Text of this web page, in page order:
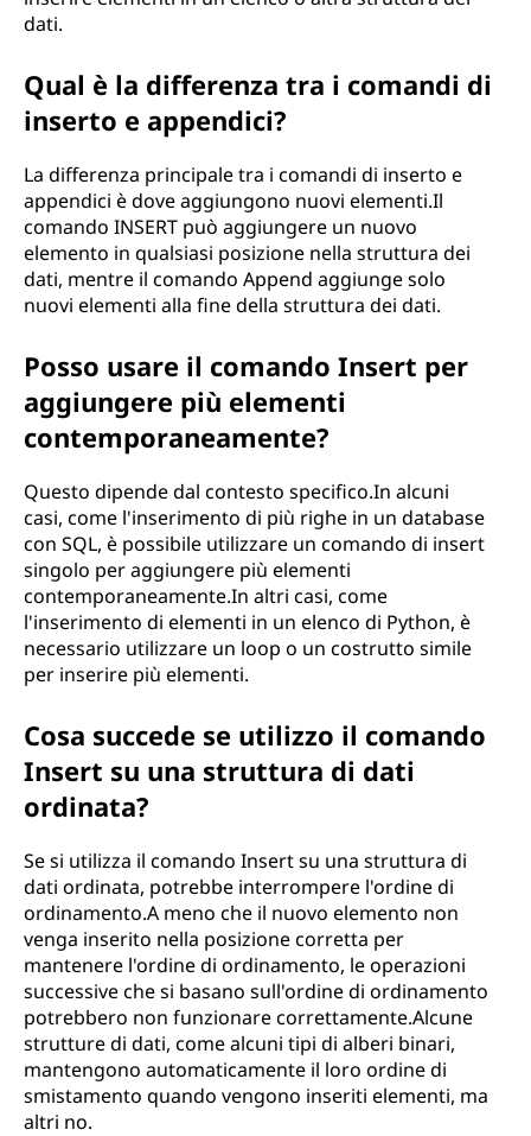
dati.
Qual è la differenza tra i comandi di
inserto e appendici?
La differenza principale tra i comandi di inserto e
appendici è dove aggiungono nuovi elementi.Il
comando INSERT può aggiungere un nuovo
elemento in qualsiasi posizione nella struttura dei
dati, mentre il comando Append aggiunge solo
nuovi elementi alla fine della struttura dei dati.
Posso usare il comando Insert per
aggiungere più elementi
contemporaneamente?
Questo dipende dal contesto specifico.In alcuni
casi, come l'inserimento di più righe in un database
con SQL, è possibile utilizzare un comando di insert
singolo per aggiungere più elementi
contemporaneamente.In altri casi, come
l'inserimento di elementi in un elenco di Python, è
necessario utilizzare un loop o un costrutto simile
per inserire più elementi.
Cosa succede se utilizzo il comando
Insert su una struttura di dati
ordinata?
Se si utilizza il comando Insert su una struttura di
dati ordinata, potrebbe interrompere l'ordine di
ordinamento.A meno che il nuovo elemento non
venga inserito nella posizione corretta per
mantenere l'ordine di ordinamento, le operazioni
successive che si basano sull'ordine di ordinamento
potrebbero non funzionare correttamente.Alcune
strutture di dati, come alcuni tipi di alberi binari,
mantengono automaticamente il loro ordine di
smistamento quando vengono inseriti elementi, ma
altri no.